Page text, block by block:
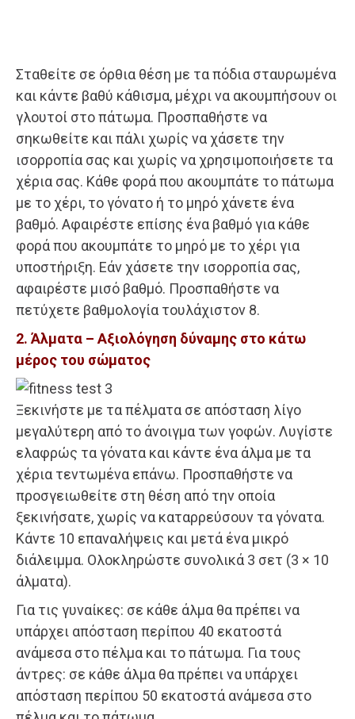
Σταθείτε σε όρθια θέση με τα πόδια σταυρωμένα
και κάντε βαθύ κάθισμα, μέχρι να ακουμπήσουν οι
γλουτοί στο πάτωμα. Προσπαθήστε να
σηκωθείτε και πάλι χωρίς να χάσετε την
ισορροπία σας και χωρίς να χρησιμοποιήσετε τα
χέρια σας. Κάθε φορά που ακουμπάτε το πάτωμα
με το χέρι, το γόνατο ή το μηρό χάνετε ένα
βαθμό. Αφαιρέστε επίσης ένα βαθμό για κάθε
φορά που ακουμπάτε το μηρό με το χέρι για
υποστήριξη. Εάν χάσετε την ισορροπία σας,
αφαιρέστε μισό βαθμό. Προσπαθήστε να
πετύχετε βαθμολογία τουλάχιστον 8.
2. Άλματα – Αξιολόγηση δύναμης στο κάτω
μέρος του σώματος
Ξεκινήστε με τα πέλματα σε απόσταση λίγο
μεγαλύτερη από το άνοιγμα των γοφών. Λυγίστε
ελαφρώς τα γόνατα και κάντε ένα άλμα με τα
χέρια τεντωμένα επάνω. Προσπαθήστε να
προσγειωθείτε στη θέση από την οποία
ξεκινήσατε, χωρίς να καταρρεύσουν τα γόνατα.
Κάντε 10 επαναλήψεις και μετά ένα μικρό
διάλειμμα. Ολοκληρώστε συνολικά 3 σετ (3 × 10
άλματα).
Για τις γυναίκες: σε κάθε άλμα θα πρέπει να
υπάρχει απόσταση περίπου 40 εκατοστά
ανάμεσα στο πέλμα και το πάτωμα. Για τους
άντρες: σε κάθε άλμα θα πρέπει να υπάρχει
απόσταση περίπου 50 εκατοστά ανάμεσα στο